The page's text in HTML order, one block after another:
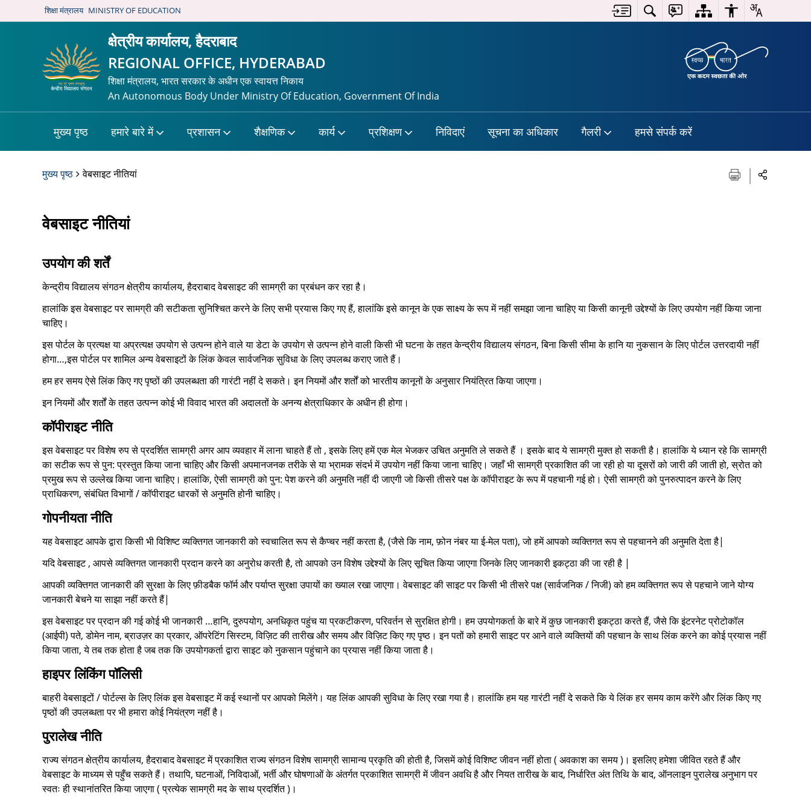
शिक्षा मंत्रालय MINISTRY OF EDUCATION
क्षेत्रीय कार्यालय, हैदराबाद
REGIONAL OFFICE, HYDERABAD
शिक्षा मंत्रालय, भारत सरकार के अधीन एक स्वायत्त निकाय
An Autonomous Body Under Ministry Of Education, Government Of India
मुख्य पृष्ठ हमारे बारे में प्रशासन शैक्षणिक कार्य प्रशिक्षण निविदाएं सूचना का अधिकार गैलरी हमसे संपर्क करें
मुख्य पृष्ठ वेबसाइट नीतियां
वेबसाइट नीतियां
उपयोग की शर्तें
केन्द्रीय विद्यालय संगठन क्षेत्रीय कार्यालय, हैदराबाद वेबसाइट की सामग्री का प्रबंधन कर रहा है।
हालांकि इस वेबसाइट पर सामग्री की सटीकता सुनिश्चित करने के लिए सभी प्रयास किए गए हैं, हालांकि इसे कानून के एक साक्ष्य के रूप में नहीं समझा जाना चाहिए या किसी कानूनी उद्देश्यों के लिए उपयोग नहीं किया जाना
चाहिए।
इस पोर्टल के प्रत्यक्ष या अप्रत्यक्ष उपयोग से उत्पन्न होने वाले या डेटा के उपयोग से उत्पन्न होने वाली किसी भी घटना के तहत केन्द्रीय विद्यालय संगठन, बिना किसी सीमा के हानि या नुकसान के लिए पोर्टल उत्तरदायी नहीं
होगा…,इस पोर्टल पर शामिल अन्य वेबसाइटों के लिंक केवल सार्वजनिक सुविधा के लिए उपलब्ध कराए जाते हैं।
हम हर समय ऐसे लिंक किए गए पृष्ठों की उपलब्धता की गारंटी नहीं दे सकते। इन नियमों और शर्तों को भारतीय कानूनों के अनुसार नियंत्रित किया जाएगा।
इन नियमों और शर्तों के तहत उत्पन्न कोई भी विवाद भारत की अदालतों के अनन्य क्षेत्राधिकार के अधीन ही होगा।
कॉपीराइट नीति
इस वेबसाइट पर विशेष रुप से प्रदर्शित सामग्री अगर आप व्यवहार में लाना चाहते हैं तो , इसके लिए हमें एक मेल भेजकर उचित अनुमति ले सकते हैं । इसके बाद ये सामग्री मुक्त हो सकती है। हालांकि ये ध्यान रहे कि सामग्री
का सटीक रूप से पुन: प्रस्तुत किया जाना चाहिए और किसी अपमानजनक तरीके से या भ्रामक संदर्भ में उपयोग नहीं किया जाना चाहिए। जहाँ भी सामग्री प्रकाशित की जा रही हो या दूसरों को जारी की जाती हो, स्रोत को
प्रमुख रूप से उल्लेख किया जाना चाहिए। हालांकि, ऐसी सामग्री को पुन: पेश करने की अनुमति नहीं दी जाएगी जो किसी तीसरे पक्ष के कॉपीराइट के रूप में पहचानी गई हो। ऐसी सामग्री को पुनरुत्पादन करने के लिए
प्राधिकरण, संबंधित विभागों / कॉपीराइट धारकों से अनुमति होनी चाहिए।
गोपनीयता नीति
यह वेबसाइट आपके द्वारा किसी भी विशिष्ट व्यक्तिगत जानकारी को स्वचालित रूप से कैप्चर नहीं करता है, (जैसे कि नाम, फ़ोन नंबर या ई-मेल पता), जो हमें आपको व्यक्तिगत रूप से पहचानने की अनुमति देता है|
यदि वेबसाइट , आपसे व्यक्तिगत जानकारी प्रदान करने का अनुरोध करती है, तो आपको उन विशेष उद्देश्यों के लिए सूचित किया जाएगा जिनके लिए जानकारी इकट्ठा की जा रही है |
आपकी व्यक्तिगत जानकारी की सुरक्षा के लिए फ़ीडबैक फॉर्म और पर्याप्त सुरक्षा उपायों का ख्याल रखा जाएगा। वेबसाइट की साइट पर किसी भी तीसरे पक्ष (सार्वजनिक / निजी) को हम व्यक्तिगत रूप से पहचाने जाने योग्य
जानकारी बेचने या साझा नहीं करते हैं|
इस वेबसाइट पर प्रदान की गई कोई भी जानकारी …हानि, दुरुपयोग, अनधिकृत पहुंच या प्रकटीकरण, परिवर्तन से सुरक्षित होगी। हम उपयोगकर्ता के बारे में कुछ जानकारी इकट्ठा करते हैं, जैसे कि इंटरनेट प्रोटोकॉल
(आईपी) पते, डोमेन नाम, ब्राउज़र का प्रकार, ऑपरेटिंग सिस्टम, विज़िट की तारीख और समय और विज़िट किए गए पृष्ठ। इन पतों को हमारी साइट पर आने वाले व्यक्तियों की पहचान के साथ लिंक करने का कोई प्रयास नहीं
किया जाता, ये तब तक होता है जब तक कि उपयोगकर्ता द्वारा साइट को नुकसान पहुंचाने का प्रयास नहीं किया जाता है।
हाइपर लिंकिंग पॉलिसी
बाहरी वेबसाइटों / पोर्टल्स के लिए लिंक इस वेबसाइट में कई स्थानों पर आपको मिलेंगे। यह लिंक आपकी सुविधा के लिए रखा गया है। हालांकि हम यह गारंटी नहीं दे सकते कि ये लिंक हर समय काम करेंगे और लिंक किए गए
पृष्ठों की उपलब्धता पर भी हमारा कोई नियंत्रण नहीं है।
पुरालेख नीति
राज्य संगठन क्षेत्रीय कार्यालय, हैदराबाद वेबसाइट में प्रकाशित राज्य संगठन विशेष सामग्री सामान्य प्रकृति की होती है, जिसमें कोई विशिष्ट जीवन नहीं होता ( अवकाश का समय )। इसलिए हमेशा जीवित रहते हैं और
वेबसाइट के माध्यम से पहुँच सकते हैं। तथापि, घटनाओं, निविदाओं, भर्ती और घोषणाओं के अंतर्गत प्रकाशित सामग्री में जीवन अवधि है और नियत तारीख के बाद, निर्धारित अंत तिथि के बाद, ऑनलाइन पुरालेख अनुभाग पर
स्वतः ही स्थानांतरित किया जाएगा ( प्रत्येक सामग्री मद के साथ प्रदर्शित )।